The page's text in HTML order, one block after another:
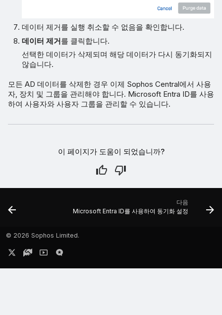
데이터 제거를 실행 취소할 수 없음을 확인합니다.
데이터 제거를 클릭합니다.
선택한 데이터가 삭제되며 해당 데이터가 다시 동기화되지
않습니다.
모든 AD 데이터를 삭제한 경우 이제 Sophos Central에서 사용
자, 장치 및 그룹을 관리해야 합니다. Microsoft Entra ID를 사용
하여 사용자와 사용자 그룹을 관리할 수 있습니다.
이 페이지가 도움이 되었습니까?
다음
Microsoft Entra ID를 사용하여 동기화 설정
© 2026 Sophos Limited.